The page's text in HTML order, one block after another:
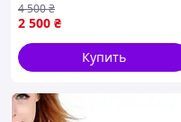
Реалистичная кожа
Силиконовые формы груди
Удобная чашка С
2 500 ₴
4 500₴
Купить